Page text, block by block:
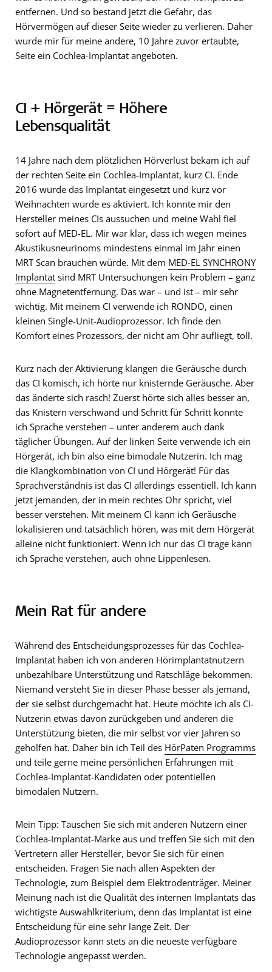
entfernen. Und so bestand jetzt die Gefahr, das
Hörvermögen auf dieser Seite wieder zu verlieren. Daher
wurde mir für meine andere, 10 Jahre zuvor ertaubte,
Seite ein Cochlea-Implantat angeboten.
CI + Hörgerät = Höhere
Lebensqualität
14 Jahre nach dem plötzlichen Hörverlust bekam ich auf
der rechten Seite ein Cochlea-Implantat, kurz CI. Ende
2016 wurde das Implantat eingesetzt und kurz vor
Weihnachten wurde es aktiviert. Ich konnte mir den
Hersteller meines CIs aussuchen und meine Wahl fiel
sofort auf MED-EL. Mir war klar, dass ich wegen meines
Akustikusneurinoms mindestens einmal im Jahr einen
MRT Scan brauchen würde. Mit dem MED-EL SYNCHRONY
Implantat sind MRT Untersuchungen kein Problem – ganz
ohne Magnetentfernung. Das war – und ist – mir sehr
wichtig. Mit meinem CI verwende ich RONDO, einen
kleinen Single-Unit-Audioprozessor. Ich finde den
Komfort eines Prozessors, der nicht am Ohr aufliegt, toll.
Kurz nach der Aktivierung klangen die Geräusche durch
das CI komisch, ich hörte nur knisternde Geräusche. Aber
das änderte sich rasch! Zuerst hörte sich alles besser an,
das Knistern verschwand und Schritt für Schritt konnte
ich Sprache verstehen – unter anderem auch dank
täglicher Übungen. Auf der linken Seite verwende ich ein
Hörgerät, ich bin also eine bimodale Nutzerin. Ich mag
die Klangkombination von CI und Hörgerät! Für das
Sprachverständnis ist das CI allerdings essentiell. Ich kann
jetzt jemanden, der in mein rechtes Ohr spricht, viel
besser verstehen. Mit meinem CI kann ich Geräusche
lokalisieren und tatsächlich hören, was mit dem Hörgerät
alleine nicht funktioniert. Wenn ich nur das CI trage kann
ich Sprache verstehen, auch ohne Lippenlesen.
Mein Rat für andere
Während des Entscheidungsprozesses für das Cochlea-
Implantat haben ich von anderen Hörimplantatnutzern
unbezahlbare Unterstützung und Ratschläge bekommen.
Niemand versteht Sie in dieser Phase besser als jemand,
der sie selbst durchgemacht hat. Heute möchte ich als CI-
Nutzerin etwas davon zurückgeben und anderen die
Unterstützung bieten, die mir selbst vor vier Jahren so
geholfen hat. Daher bin ich Teil des HörPaten Programms
und teile gerne meine persönlichen Erfahrungen mit
Cochlea-Implantat-Kandidaten oder potentiellen
bimodalen Nutzern.
Mein Tipp: Tauschen Sie sich mit anderen Nutzern einer
Cochlea-Implantat-Marke aus und treffen Sie sich mit den
Vertretern aller Hersteller, bevor Sie sich für einen
entscheiden. Fragen Sie nach allen Aspekten der
Technologie, zum Beispiel dem Elektrodenträger. Meiner
Meinung nach ist die Qualität des internen Implantats das
wichtigste Auswahlkriterium, denn das Implantat ist eine
Entscheidung für eine sehr lange Zeit. Der
Audioprozessor kann stets an die neueste verfügbare
Technologie angepasst werden.